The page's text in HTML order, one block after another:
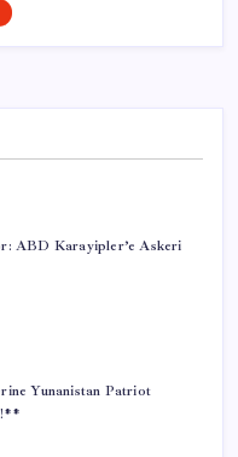
ABD Karayipler’e Askeri
Yunanistan Patriot